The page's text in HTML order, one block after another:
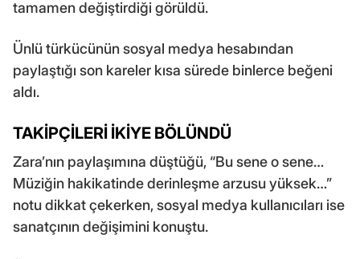
tamamen değiştirdiği görüldü.
Ünlü türkücünün sosyal medya hesabından
paylaştığı son kareler kısa sürede binlerce beğeni
aldı.
TAKİPÇİLERİ İKİYE BÖLÜNDÜ
Zara’nın paylaşımına düştüğü, “Bu sene o sene…
Müziğin hakikatinde derinleşme arzusu yüksek…”
notu dikkat çekerken, sosyal medya kullanıcıları ise
sanatçının değişimini konuştu.